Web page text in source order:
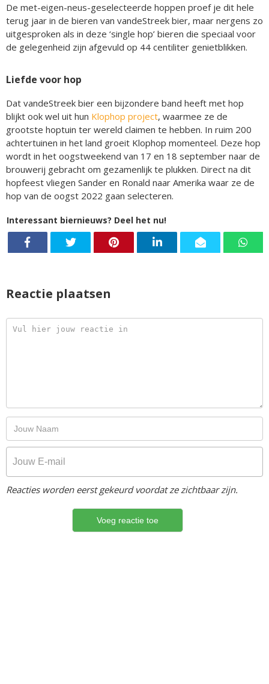
De met-eigen-neus-geselecteerde hoppen proef je dit hele
terug jaar in de bieren van vandeStreek bier, maar nergens zo
uitgesproken als in deze ‘single hop’ bieren die speciaal voor
de gelegenheid zijn afgevuld op 44 centiliter genietblikken.
Liefde voor hop
Dat vandeStreek bier een bijzondere band heeft met hop
blijkt ook wel uit hun Klophop project, waarmee ze de
grootste hoptuin ter wereld claimen te hebben. In ruim 200
achtertuinen in het land groeit Klophop momenteel. Deze hop
wordt in het oogstweekend van 17 en 18 september naar de
brouwerij gebracht om gezamenlijk te plukken. Direct na dit
hopfeest vliegen Sander en Ronald naar Amerika waar ze de
hop van de oogst 2022 gaan selecteren.
Interessant biernieuws? Deel het nu!
Reactie plaatsen
Reacties worden eerst gekeurd voordat ze zichtbaar zijn.